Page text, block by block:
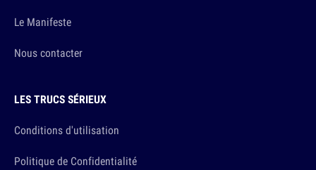
Le Manifeste
Nous contacter
LES TRUCS SÉRIEUX
Conditions d'utilisation
Politique de Confidentialité